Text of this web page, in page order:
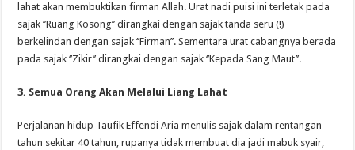
lahat akan membuktikan firman Allah. Urat nadi puisi ini terletak pada
sajak ‘’Ruang Kosong’’ dirangkai dengan sajak tanda seru (!)
berkelindan dengan sajak ‘’Firman’’. Sementara urat cabangnya berada
pada sajak ‘’Zikir’’ dirangkai dengan sajak ‘’Kepada Sang Maut’’.
3. Semua Orang Akan Melalui Liang Lahat
Perjalanan hidup Taufik Effendi Aria menulis sajak dalam rentangan
tahun sekitar 40 tahun, rupanya tidak membuat dia jadi mabuk syair,